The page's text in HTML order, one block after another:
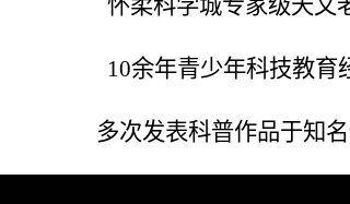
怀柔科学城专家级天文
10余年青少年科技教育
多次发表科普作品于知